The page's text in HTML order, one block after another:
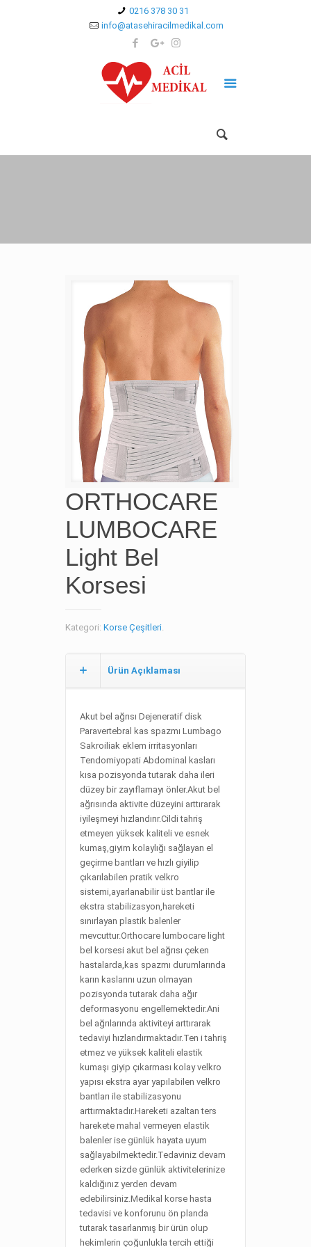
0216 378 30 31
info@atasehiracilmedikal.com
ORTHOCARE
LUMBOCARE
Light Bel
Korsesi
Kategori: Korse Çeşitleri
Ürün Açıklaması
Akut bel ağrısı Dejeneratif disk
Paravertebral kas spazmı Lumbago
Sakroiliak eklem irritasyonları
Tendomiyopati Abdominal kasları
kısa pozisyonda tutarak daha ileri
düzey bir zayıflamayı önler.Akut bel
ağrısında aktivite düzeyini arttırarak
iyileşmeyi hızlandırır.Cildi tahriş
etmeyen yüksek kaliteli ve esnek
kumaş,giyim kolaylığı sağlayan el
geçirme bantları ve hızlı giyilip
çıkarılabilen pratik velkro
sistemi,ayarlanabilir üst bantlar ile
ekstra stabilizasyon,hareketi
sınırlayan plastik balenler
mevcuttur.Orthocare lumbocare light
bel korsesi akut bel ağrısı çeken
hastalarda,kas spazmı durumlarında
karın kaslarını uzun olmayan
pozisyonda tutarak daha ağır
deformasyonu engellemektedir.Ani
bel ağrılarında aktiviteyi arttırarak
tedaviyi hızlandırmaktadır.Ten i tahriş
etmez ve yüksek kaliteli elastik
kumaşı giyip çıkarması kolay velkro
yapısı ekstra ayar yapılabilen velkro
bantları ile stabilizasyonu
arttırmaktadır.Hareketi azaltan ters
harekete mahal vermeyen elastik
balenler ise günlük hayata uyum
sağlayabilmektedir.Tedaviniz devam
ederken sizde günlük aktivitelerinize
kaldığınız yerden devam
edebilirsiniz.Medikal korse hasta
tedavisi ve konforunu ön planda
tutarak tasarlanmış bir ürün olup
hekimlerin çoğunlukla tercih ettiği